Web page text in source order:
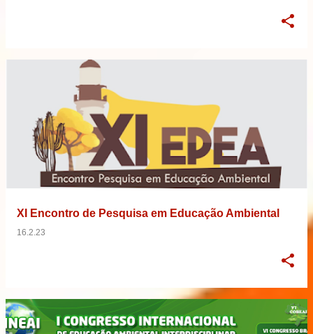
XI Encontro de Pesquisa em Educação Ambiental
16.2.23